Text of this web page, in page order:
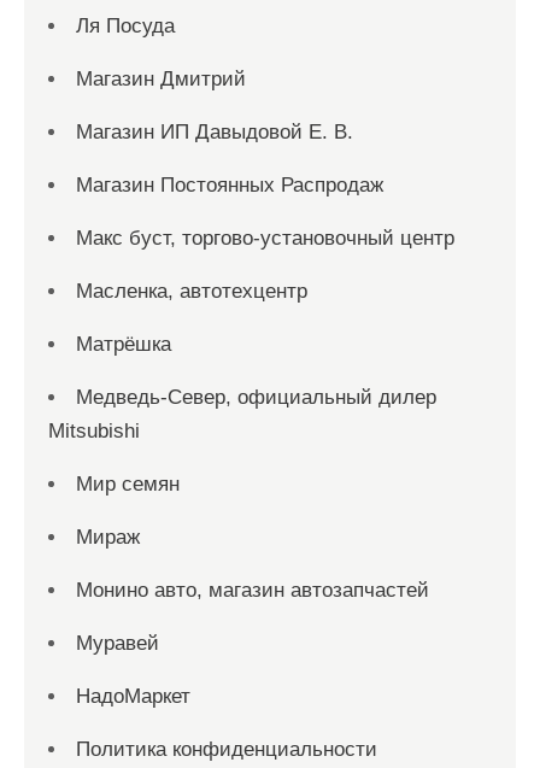
Ля Посуда
Магазин Дмитрий
Магазин ИП Давыдовой Е. В.
Магазин Постоянных Распродаж
Макс буст, торгово-установочный центр
Масленка, автотехцентр
Матрёшка
Медведь-Север, официальный дилер
Mitsubishi
Мир семян
Мираж
Монино авто, магазин автозапчастей
Муравей
НадоМаркет
Политика конфиденциальности